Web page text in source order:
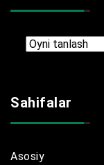
Arxir
Sahifalar
Asosiy